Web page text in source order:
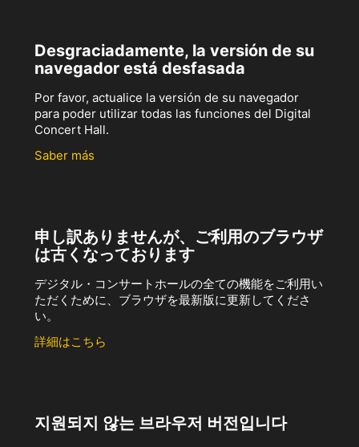
Desgraciadamente, la versión de su
navegador está desfasada
Por favor, actualice la versión de su navegador
para poder utilizar todas las funciones del Digital
Concert Hall.
Saber más
申し訳ありませんが、ご利用のブラウザ
は古くなっております
デジタル・コンサートホールの全ての機能をご利用い
ただくために、ブラウザを最新版に更新してくださ
い。
詳細はこちら
지원되지 않는 브라우저 버전입니다